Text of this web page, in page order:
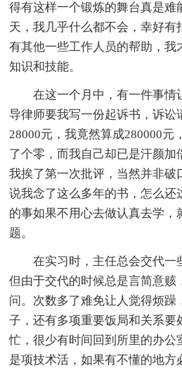
得有这样一个锻炼的舞台真是难
天，我几乎什么都不会，幸好有
有其他一些工作人员的帮助，我
知识和技能。
在这一个月中，有一件事情
导律师要我写一份起诉书，诉讼
28000元，我竟然算成280000元
了个零，而我自己却已是汗颜加
我挨了第一次批评，当然并非破
说我念了这么多年的书，怎么还
的事如果不用心去做认真去学，
题。
在实习时，主任总会交代一
但由于交代的时候总是言简意赅
问。次数多了难免让人觉得烦躁
子，还有多项重要饭局和关系要
忙，很少有时间回到所里的办公
是项技术活，如果有不懂的地方